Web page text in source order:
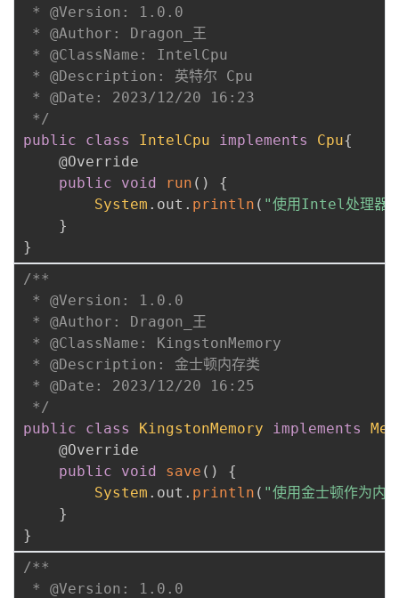
* @Version: 1.0.0
* @Author: Dragon_王
* @ClassName: IntelCpu
* @Description: 英特尔 Cpu
* @Date: 2023/12/20 16:23
*/
public
class IntelCpu implements Cpu{
@Override
public
void run ( )
{
System . out . println ( "使用Intel处理器"
}
}
/**
* @Version: 1.0.0
* @Author: Dragon_王
* @ClassName: KingstonMemory
* @Description: 金士顿内存类
* @Date: 2023/12/20 16:25
*/
public
class KingstonMemory implements
@Override
public
void save ( )
{
System . out . println ( "使用金士顿作为内
}
}
/**
* @Version: 1.0.0